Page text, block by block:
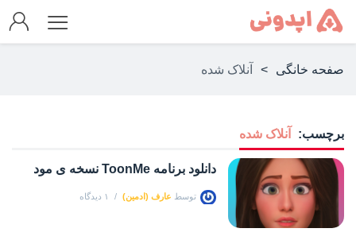
صفحه خانگی > آنلاک شده
برچسب: آنلاک شده
دانلود برنامه ToonMe نسخه ی مود
توسط عارف (ادمین) ۱ دیدگاه